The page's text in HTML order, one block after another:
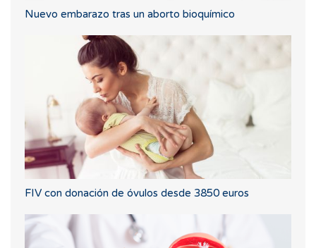
Nuevo embarazo tras un aborto bioquímico
FIV con donación de óvulos desde 3850 euros